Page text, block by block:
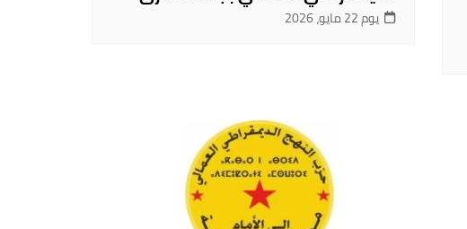
يوم 22 مايو، 2026